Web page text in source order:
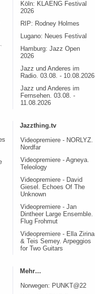
Köln: KLAENG Festival
2026
RIP: Rodney Holmes
Lugano: Neues Festival
Hamburg: Jazz Open
2026
Jazz und Anderes im
Radio. 03.08. - 10.08.2026
Jazz und Anderes im
Fernsehen. 03.08. -
11.08.2026
Jazzthing.tv
Videopremiere - NORLYZ.
Nordfar
Videopremiere - Agneya.
Teleology
Videopremiere - David
Giesel. Echoes Of The
Unknown
Videopremiere - Jan
Dintheer Large Ensemble.
Flug Frohmut
Videopremiere - Ella Zirina
& Teis Semey. Arpeggios
for Two Guitars
Mehr…
Norwegen: PUNKT@22